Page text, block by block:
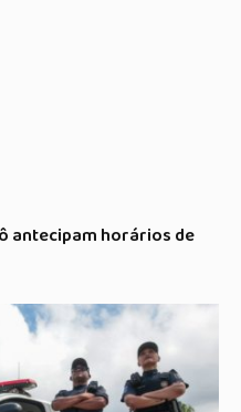
antecipam horários de